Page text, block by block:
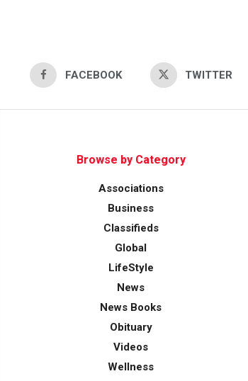
FACEBOOK TWITTER
Browse by Category
Associations
Business
Classifieds
Global
LifeStyle
News
News Books
Obituary
Videos
Wellness